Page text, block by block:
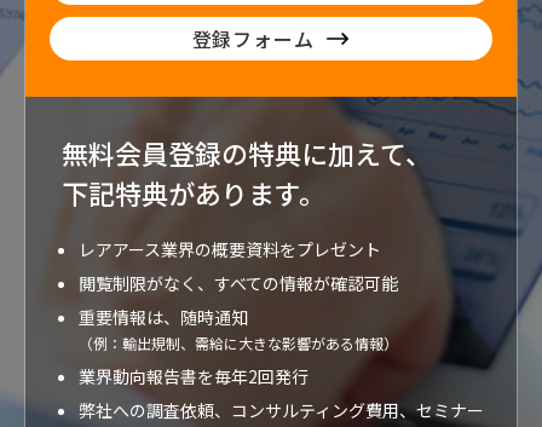
登録フォーム
無料会員登録の特典に加えて、
下記特典があります。
レアアース業界の概要資料をプレゼント
閲覧制限がなく、すべての情報が確認可能
重要情報は、随時通知
（例：輸出規制、需給に大きな影響がある情報）
業界動向報告書を毎年2回発行
弊社への調査依頼、コンサルティング費用、セミナー